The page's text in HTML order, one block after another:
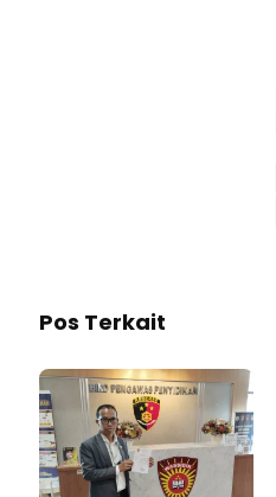
Pos Terkait